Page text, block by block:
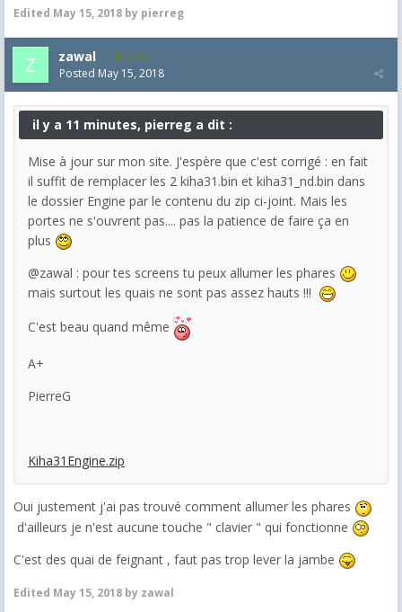
Edited May 15, 2018 by pierreg
zawal 3,318
Posted May 15, 2018
il y a 11 minutes, pierreg a dit :
Mise à jour sur mon site. J'espère que c'est corrigé : en fait
il suffit de remplacer les 2 kiha31.bin et kiha31_nd.bin dans
le dossier Engine par le contenu du zip ci-joint. Mais les
portes ne s'ouvrent pas.... pas la patience de faire ça en
plus
@zawal : pour tes screens tu peux allumer les phares
mais surtout les quais ne sont pas assez hauts !!!
C'est beau quand même
A+
PierreG
Kiha31Engine.zip
Oui justement j'ai pas trouvé comment allumer les phares
d'ailleurs je n'est aucune touche " clavier " qui fonctionne
C'est des quai de feignant , faut pas trop lever la jambe
Edited May 15, 2018 by zawal